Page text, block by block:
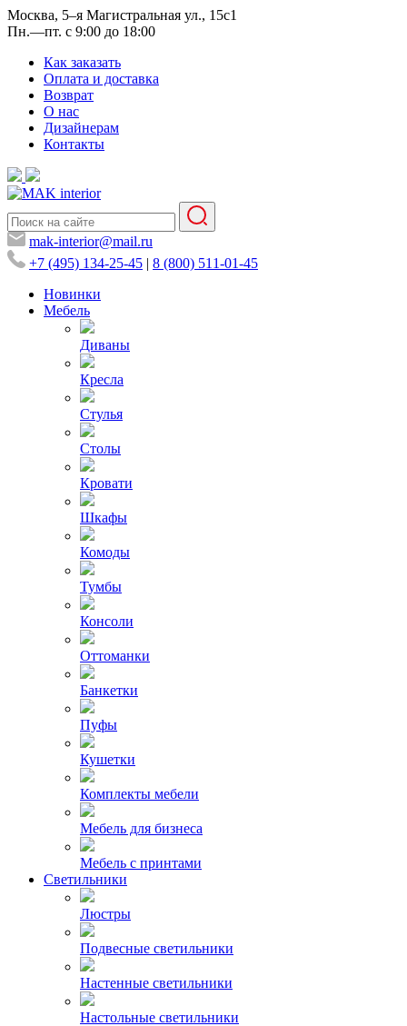
Москва, 5–я Магистральная ул., 15с1
Пн.—пт. с 9:00 до 18:00
Как заказать
Оплата и доставка
Возврат
О нас
Дизайнерам
Контакты
mak-interior@mail.ru
+7 (495) 134-25-45 | 8 (800) 511-01-45
Новинки
Мебель
Диваны
Кресла
Стулья
Столы
Кровати
Шкафы
Комоды
Тумбы
Консоли
Оттоманки
Банкетки
Пуфы
Кушетки
Комплекты мебели
Мебель для бизнеса
Мебель с принтами
Светильники
Люстры
Подвесные светильники
Настенные светильники
Настольные светильники